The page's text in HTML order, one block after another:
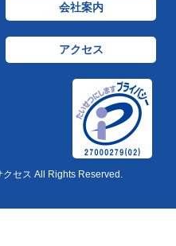
会社案内
アクセス
セス All Rights Reserved.